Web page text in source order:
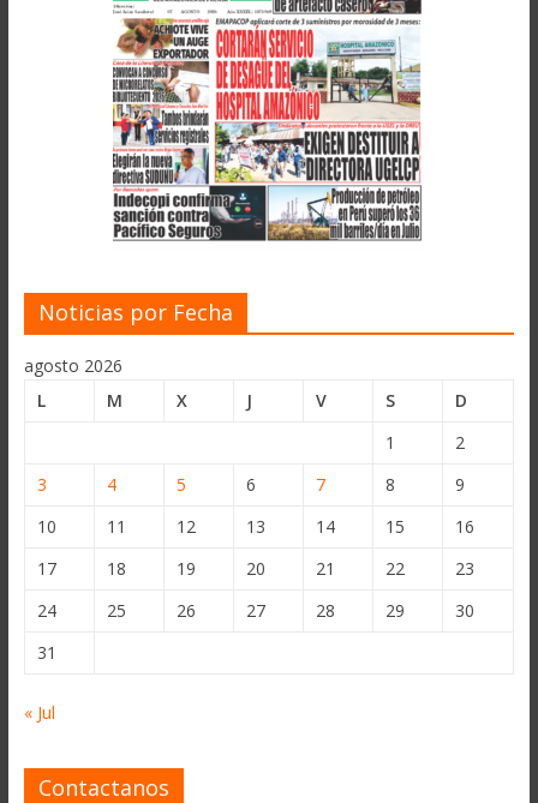
Noticias por Fecha
agosto 2026
L
M X J V S
D
1
2
3
4 5 6 7 8
9
10
11 12 13 14 15
16
17
18 19 20 21 22
23
24
25 26 27 28 29
30
31
« Jul
Contactanos